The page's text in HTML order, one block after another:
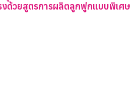
งด้วยสูตรการผลิตลูกฟูกแบบพิเศษ